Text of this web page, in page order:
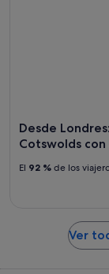
Desde
Cotswolds
El 92 % de los
Ver